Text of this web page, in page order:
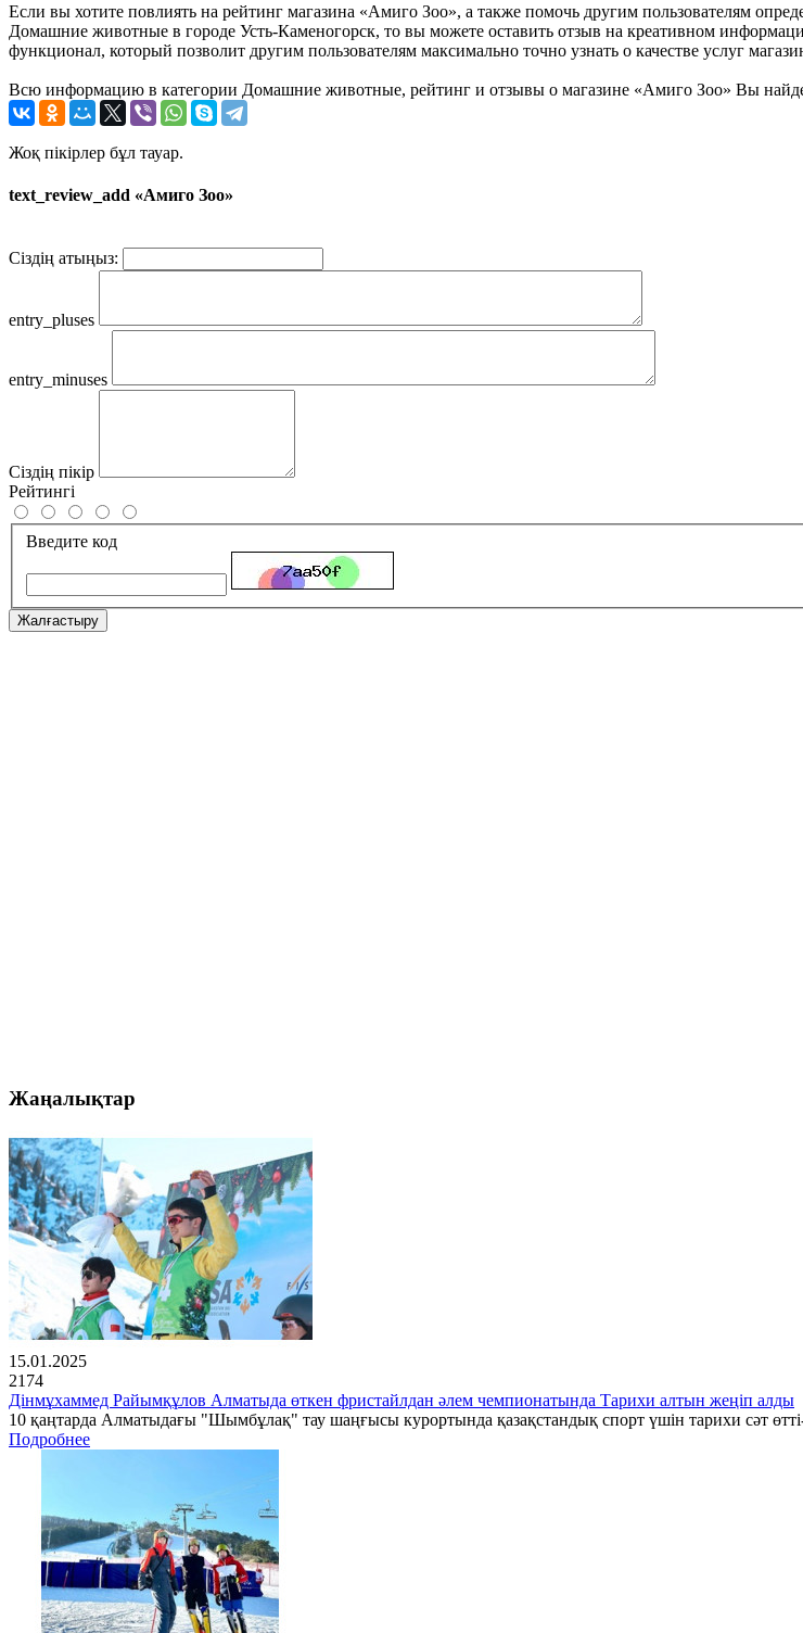
Если вы хотите повлиять на рейтинг магазина «Амиго Зоо», а также помочь другим пользователям
Домашние животные в городе Усть-Каменогорск, то вы можете оставить отзыв на креативном
функционал, который позволит другим пользователям максимально точно узнать о качестве услуг
Всю информацию в категории Домашние животные, рейтинг и отзывы о магазине «Амиго Зоо» Вы
Жоқ пікірлер бұл тауар.
text_review_add «Амиго Зоо»
Сіздің атыңыз:
entry_pluses
entry_minuses
Сіздің пікір
Рейтингі
Введите код
Жалғастыру
Жаңалықтар
15.01.2025
2174
Дінмұхаммед Райымқұлов Алматыда өткен фристайлдан әлем чемпионатында Тарихи алтын жеңіп алды
10 қаңтарда Алматыдағы "Шымбұлақ" тау шаңғысы курортында қазақстандық спорт үшін тарихи сәт
Подробнее